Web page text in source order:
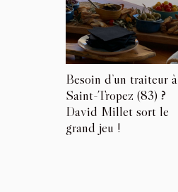
Besoin d’un traiteur à
Saint-Tropez (83) ?
David Millet sort le
grand jeu !